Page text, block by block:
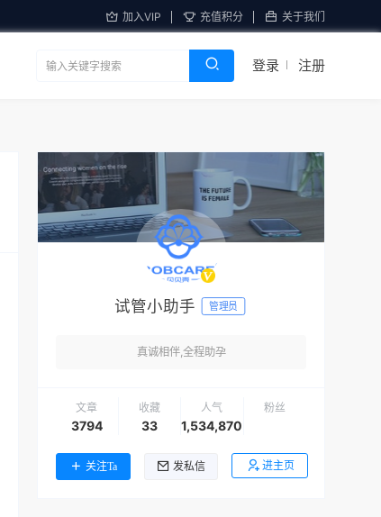
加入VIP 充值积分 关于我们
登录 注册
试管小助手 管理员
真诚相伴,全程助孕
文章
3794
收藏
33
人气
1,534,870
粉丝
关注Ta 发私信 进主页